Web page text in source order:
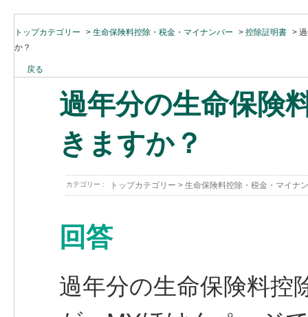
トップカテゴリー > 生命保険料控除・税金・マイナンバー > 控除証明書 >
か？
戻る
過年分の生命保険
きますか？
カテゴリー : トップカテゴリー > 生命保険料控除・税金・マイナ
回答
過年分の生命保険料控